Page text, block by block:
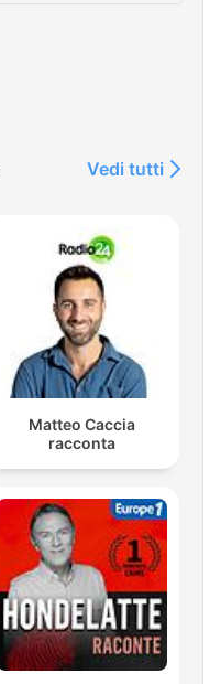
Vedi tutti
Matteo Caccia
racconta